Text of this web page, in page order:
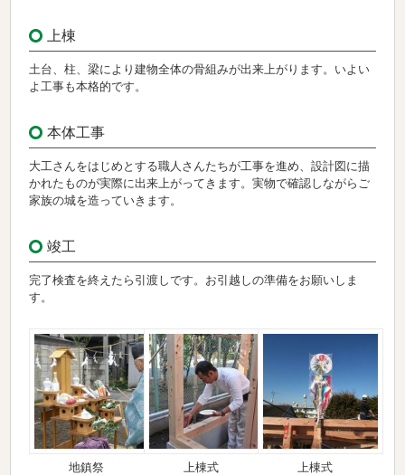
上棟
土台、柱、梁により建物全体の骨組みが出来上がります。いよい
よ工事も本格的です。
本体工事
大工さんをはじめとする職人さんたちが工事を進め、設計図に描
かれたものが実際に出来上がってきます。実物で確認しながらご
家族の城を造っていきます。
竣工
完了検査を終えたら引渡しです。お引越しの準備をお願いしま
す。
地鎮祭 上棟式 上棟式